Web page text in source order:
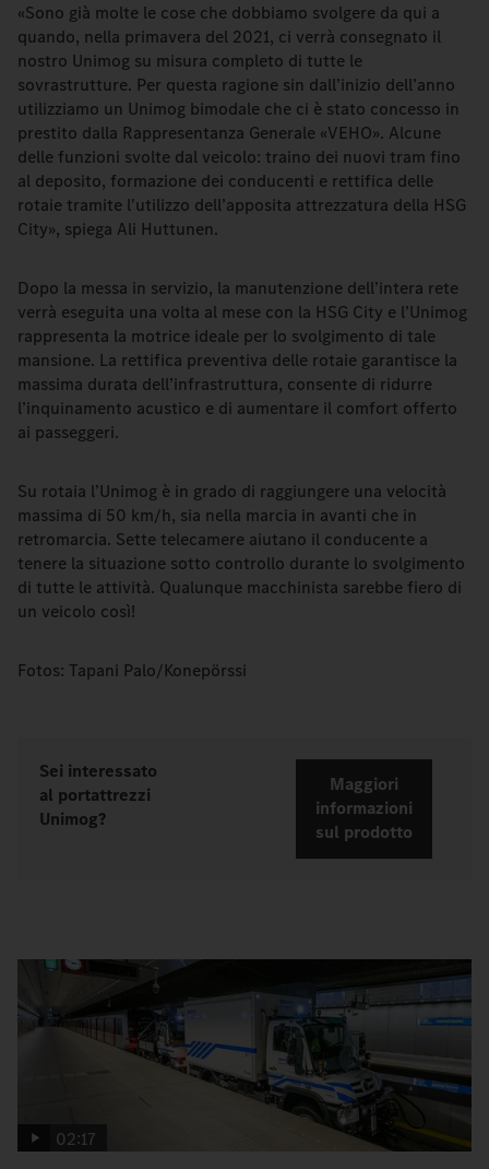
«Sono già molte le cose che dobbiamo svolgere da qui a
quando, nella primavera del 2021, ci verrà consegnato il
nostro Unimog su misura completo di tutte le
sovrastrutture. Per questa ragione sin dall’inizio dell’anno
utilizziamo un Unimog bimodale che ci è stato concesso in
prestito dalla Rappresentanza Generale «VEHO». Alcune
delle funzioni svolte dal veicolo: traino dei nuovi tram fino
al deposito, formazione dei conducenti e rettifica delle
rotaie tramite l'utilizzo dell’apposita attrezzatura della HSG
City», spiega Ali Huttunen.
Dopo la messa in servizio, la manutenzione dell’intera rete
verrà eseguita una volta al mese con la HSG City e l’Unimog
rappresenta la motrice ideale per lo svolgimento di tale
mansione. La rettifica preventiva delle rotaie garantisce la
massima durata dell’infrastruttura, consente di ridurre
l’inquinamento acustico e di aumentare il comfort offerto
ai passeggeri.
Su rotaia l’Unimog è in grado di raggiungere una velocità
massima di 50 km/h, sia nella marcia in avanti che in
retromarcia. Sette telecamere aiutano il conducente a
tenere la situazione sotto controllo durante lo svolgimento
di tutte le attività. Qualunque macchinista sarebbe fiero di
un veicolo così!
Fotos: Tapani Palo/Konepörssi
Sei interessato
al portattrezzi
Unimog?
Maggiori
informazioni
sul prodotto
02:17